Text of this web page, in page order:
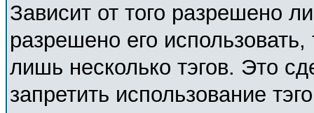
Зависит от того разрешено
разрешено его использовать,
лишь несколько тэгов. Это
запретить использование